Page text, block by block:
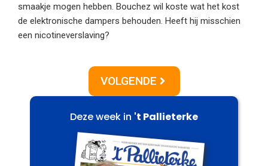
smaakje mogen hebben. Bouchez wil koste wat het kost
de elektronische dampers behouden. Heeft hij misschien
een nicotineverslaving?
VOLGENDE
Deze week in 't Pallieterke